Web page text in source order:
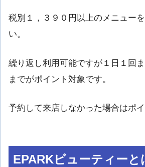
税別１，３９０円以上のメニュー
い。
繰り返し利用可能ですが１日１回
までがポイント対象です。
予約して来店しなかった場合はポイ
EPARKビューティーと